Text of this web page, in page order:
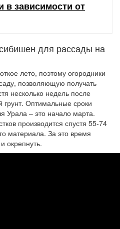
в зависимости от
для рассады на
лето, поэтому огородники
позволяющую получать
несколько недель после
грунт. Оптимальные сроки
Урала – это начало марта.
производится спустя 55-74
материала. За это время
окрепнуть.